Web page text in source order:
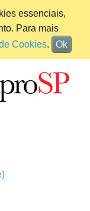
essenciais,
Para mais
Cookies. Ok